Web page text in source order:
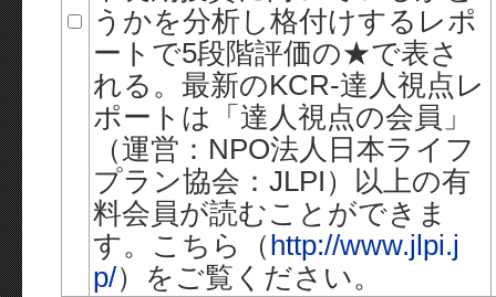
うかを分析し格付けするレポ
ートで5段階評価の★で表さ
れる。最新のKCR-達人視点レ
ポートは「達人視点の会員」
（運営：NPO法人日本ライフ
プラン協会：JLPI）以上の有
料会員が読むことができま
す。こちら（http://www.jlpi.j
p/）をご覧ください。